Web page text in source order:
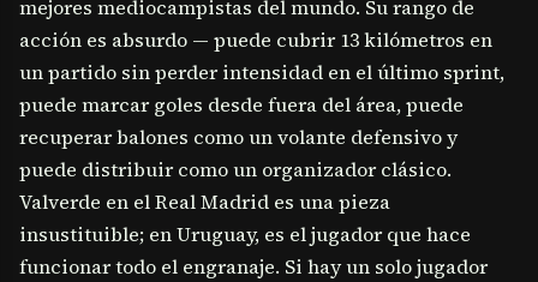
mejores mediocampistas del mundo. Su rango de
acción es absurdo — puede cubrir 13 kilómetros en
un partido sin perder intensidad en el último sprint,
puede marcar goles desde fuera del área, puede
recuperar balones como un volante defensivo y
puede distribuir como un organizador clásico.
Valverde en el Real Madrid es una pieza
insustituible; en Uruguay, es el jugador que hace
funcionar todo el engranaje. Si hay un solo jugador